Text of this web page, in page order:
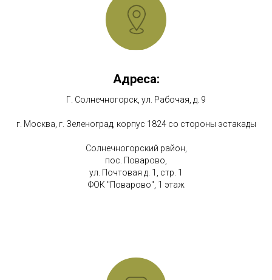
Адреса:
Г. Солнечногорск, ул. Рабочая, д. 9
г. Москва, г. Зеленоград, корпус 1824 со стороны эстакады
Солнечногорский район,
пос. Поварово,
ул. Почтовая д. 1, стр. 1
ФОК "Поварово", 1 этаж